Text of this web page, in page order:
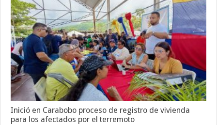
Inició en Carabobo proceso de registro de vivienda
para los afectados por el terremoto